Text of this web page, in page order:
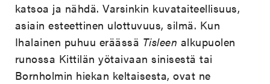
katsoa ja nähdä. Varsinkin kuvataiteellisuus,
asiain esteettinen ulottuvuus, silmä. Kun
Ihalainen puhuu eräässä Tisleen alkupuolen
runossa Kittilän yötaivaan sinisestä tai
Bornholmin hiekan keltaisesta, ovat ne